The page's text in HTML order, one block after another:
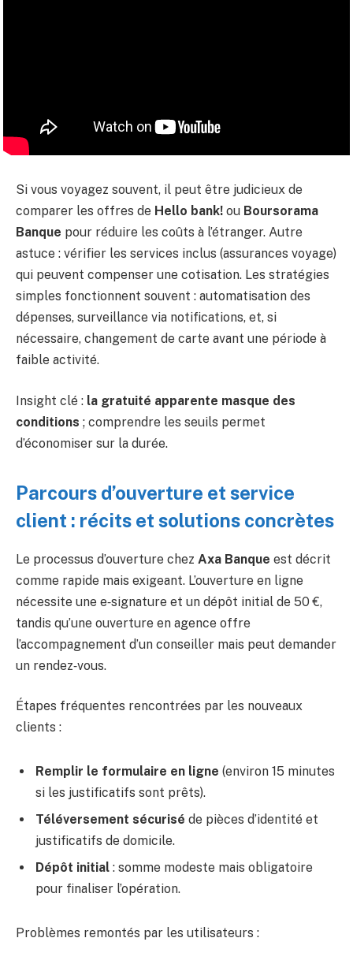
Si vous voyagez souvent, il peut être judicieux de
comparer les offres de Hello bank! ou Boursorama
Banque pour réduire les coûts à l’étranger. Autre
astuce : vérifier les services inclus (assurances voyage)
qui peuvent compenser une cotisation. Les stratégies
simples fonctionnent souvent : automatisation des
dépenses, surveillance via notifications, et, si
nécessaire, changement de carte avant une période à
faible activité.
Insight clé : la gratuité apparente masque des
conditions ; comprendre les seuils permet
d’économiser sur la durée.
Parcours d’ouverture et service
client : récits et solutions concrètes
Le processus d’ouverture chez Axa Banque est décrit
comme rapide mais exigeant. L’ouverture en ligne
nécessite une e‑signature et un dépôt initial de 50 €,
tandis qu’une ouverture en agence offre
l’accompagnement d’un conseiller mais peut demander
un rendez‑vous.
Étapes fréquentes rencontrées par les nouveaux
clients :
Remplir le formulaire en ligne (environ 15 minutes
si les justificatifs sont prêts).
Téléversement sécurisé de pièces d’identité et
justificatifs de domicile.
Dépôt initial : somme modeste mais obligatoire
pour finaliser l’opération.
Problèmes remontés par les utilisateurs :